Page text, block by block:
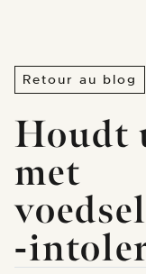
Retour au blog
Houdt
met
-